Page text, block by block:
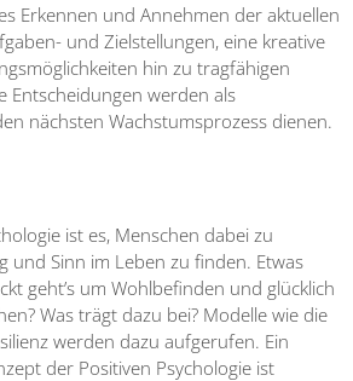
Erkennen und Annehmen der aktuellen
und Zielstellungen, eine kreative
hin zu tragfähigen
Entscheidungen werden als
nächsten Wachstumsprozess dienen.
ist es, Menschen dabei zu
und Sinn im Leben zu finden. Etwas
geht’s um Wohlbefinden und glücklich
Was trägt dazu bei? Modelle wie die
werden dazu aufgerufen. Ein
der Positiven Psychologie ist